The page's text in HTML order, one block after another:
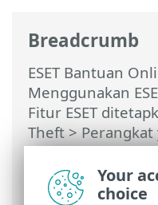
Breadcrumb
ESET Bantuan
Menggunakan
Fitur ESET
Theft>
Anti-Theft>
Windows >
Riil diaktifkan
Your
choice